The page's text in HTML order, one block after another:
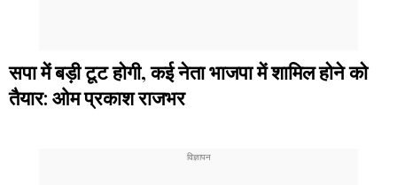
सपा में बड़ी टूट होगी, कई नेता भाजपा में शामिल होने को
तैयार: ओम प्रकाश राजभर